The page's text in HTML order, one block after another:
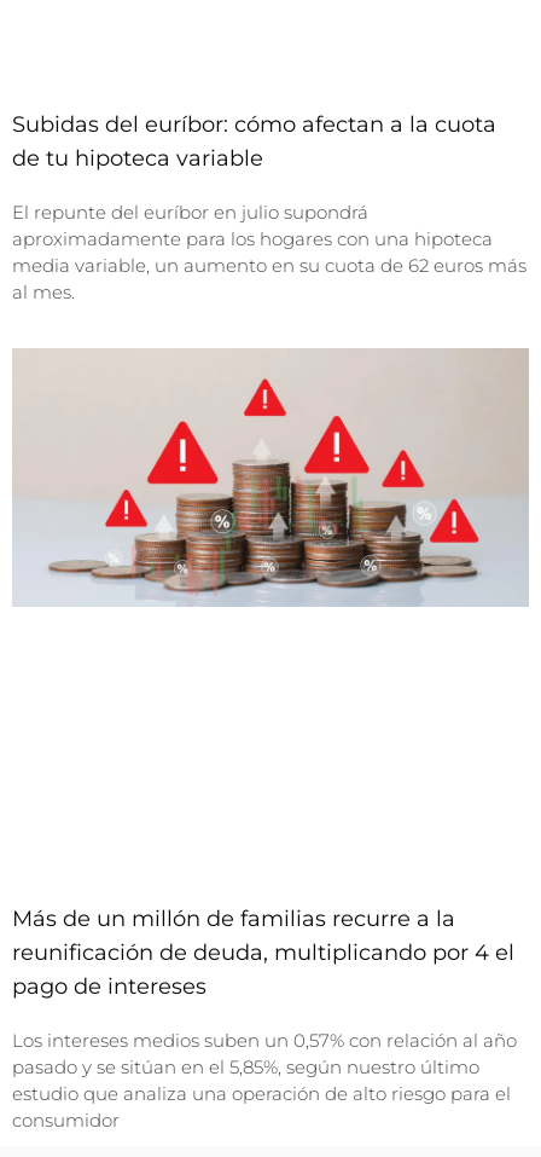
Subidas del euríbor: cómo afectan a la cuota
de tu hipoteca variable
El repunte del euríbor en julio supondrá
aproximadamente para los hogares con una hipoteca
media variable, un aumento en su cuota de 62 euros más
al mes.
Más de un millón de familias recurre a la
reunificación de deuda, multiplicando por 4 el
pago de intereses
Los intereses medios suben un 0,57% con relación al año
pasado y se sitúan en el 5,85%, según nuestro último
estudio que analiza una operación de alto riesgo para el
consumidor